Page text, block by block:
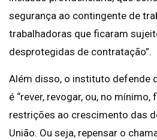
segurança ao contingente de
trabalhadoras que ficaram
desprotegidas de contratação”.
Além disso, o instituto defende
é “rever, revogar, ou, no mínimo,
restrições ao crescimento das
União. Ou seja, repensar o